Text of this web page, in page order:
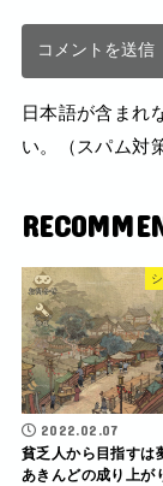
日本語が含まれ
い。（スパム対
2022.02.07
貧乏人から目指すは
あきんどの成り上が